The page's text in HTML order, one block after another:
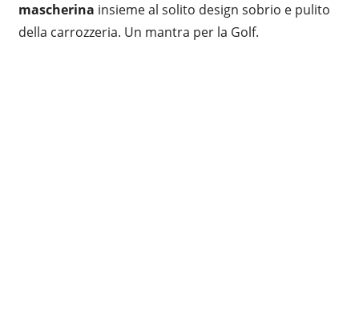
mascherina insieme al solito design sobrio e pulito
della carrozzeria. Un mantra per la Golf.